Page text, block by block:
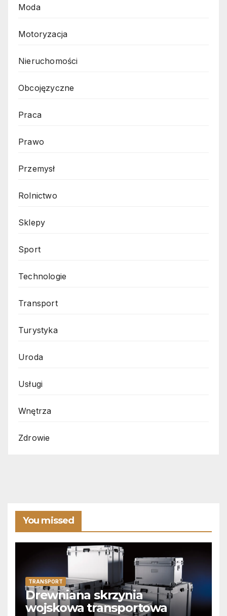
Moda
Motoryzacja
Nieruchomości
Obcojęzyczne
Praca
Prawo
Przemysł
Rolnictwo
Sklepy
Sport
Technologie
Transport
Turystyka
Uroda
Usługi
Wnętrza
Zdrowie
You missed
TRANSPORT
Drewniana skrzynia
wojskowa transportowa